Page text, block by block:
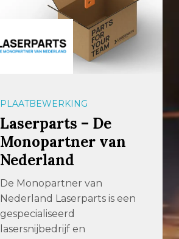
PLAATBEWERKING
247TailorSteel
247TailorSteel
247TailorSteel is al ruim 15
jaar actief in de
metaalbewerkende
industrie. 247TailorSteel
levert […]